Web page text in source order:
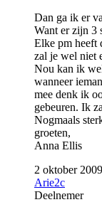
Dan ga ik er
Want er zijn
Elke pm heeft
zal je wel niet
Nou kan ik
wanneer
mee denk ik
gebeuren. Ik
Nogmaals
groeten,
Anna Ellis
2 oktober
Arie2c
Deelnemer